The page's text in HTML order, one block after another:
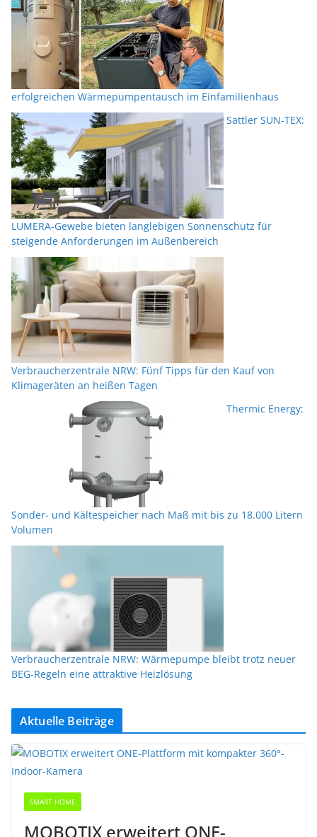
erfolgreichen Wärmepumpentausch im Einfamilienhaus
Sattler SUN-TEX:
LUMERA-Gewebe bieten langlebigen Sonnenschutz für
steigende Anforderungen im Außenbereich
Verbraucherzentrale NRW: Fünf Tipps für den Kauf von
Klimageräten an heißen Tagen
Thermic Energy:
Sonder- und Kältespeicher nach Maß mit bis zu 18.000 Litern
Volumen
Verbraucherzentrale NRW: Wärmepumpe bleibt trotz neuer
BEG-Regeln eine attraktive Heizlösung
Aktuelle Beiträge
SMART HOME
MOBOTIX erweitert ONE-